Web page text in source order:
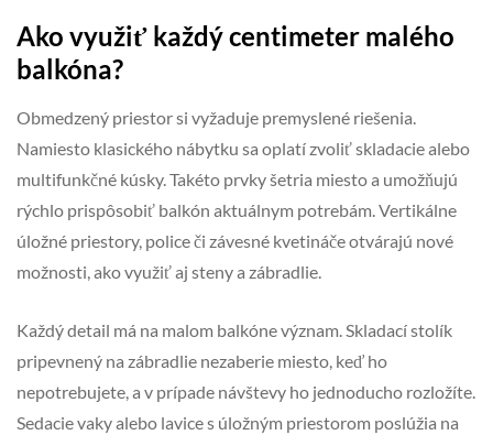
Ako využiť každý centimeter malého
balkóna?
Obmedzený priestor si vyžaduje premyslené riešenia.
Namiesto klasického nábytku sa oplatí zvoliť skladacie alebo
multifunkčné kúsky. Takéto prvky šetria miesto a umožňujú
rýchlo prispôsobiť balkón aktuálnym potrebám. Vertikálne
úložné priestory, police či závesné kvetináče otvárajú nové
možnosti, ako využiť aj steny a zábradlie.
Každý detail má na malom balkóne význam. Skladací stolík
pripevnený na zábradlie nezaberie miesto, keď ho
nepotrebujete, a v prípade návštevy ho jednoducho rozložíte.
Sedacie vaky alebo lavice s úložným priestorom poslúžia na